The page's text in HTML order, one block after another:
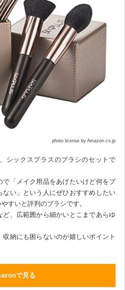
photo license by Amazon.co.jp
シックスプラスのブラシのセットで
で「メイク用品をあげたいけど何をプ
ない」という人にぜひおすすめしたい
すいと評判のブラシです。
、広範囲から細かいとこまであらゆ
納にも困らないのが嬉しいポイント
で見る